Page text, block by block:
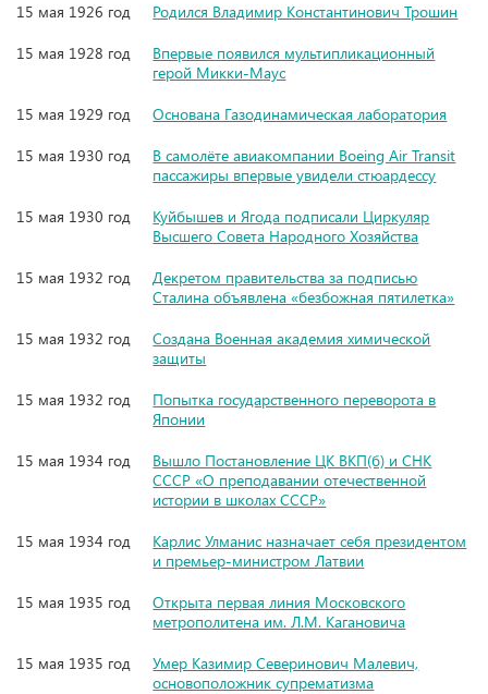
15 мая 1926 год
Родился Владимир Константинович Трошин
15 мая 1928 год
Впервые появился мультипликационный
герой Микки-Маус
15 мая 1929 год
Основана Газодинамическая лаборатория
15 мая 1930 год
В самолёте авиакомпании Boeing Air Transit
пассажиры впервые увидели стюардессу
15 мая 1930 год
Куйбышев и Ягода подписали Циркуляр
Высшего Совета Народного Хозяйства
15 мая 1932 год
Декретом правительства за подписью
Сталина объявлена «безбожная пятилетка»
15 мая 1932 год
Создана Военная академия химической
защиты
15 мая 1932 год
Попытка государственного переворота в
Японии
15 мая 1934 год
Вышло Постановление ЦК ВКП(б) и СНК
СССР «О преподавании отечественной
истории в школах СССР»
15 мая 1934 год
Карлис Улманис назначает себя президентом
и премьер-министром Латвии
15 мая 1935 год
Открыта первая линия Московского
метрополитена им. Л.М. Кагановича
15 мая 1935 год
Умер Казимир Северинович Малевич,
основоположник супрематизма